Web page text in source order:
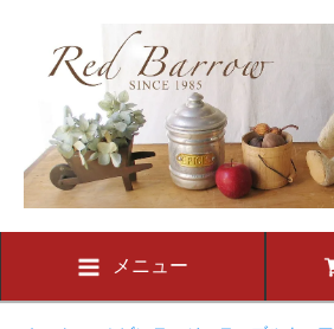
メニュー